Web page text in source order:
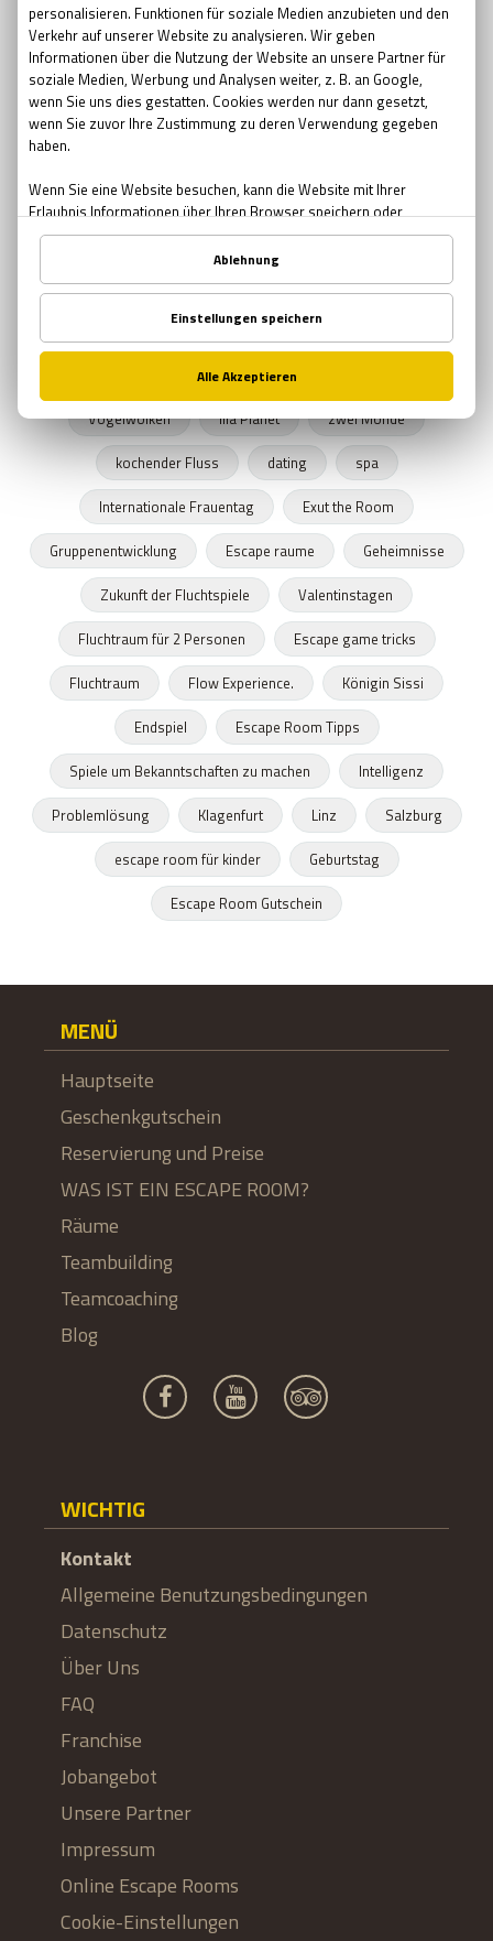
Pfingsten Bedeutung kreative Geschenke
kreative
Brauerei
Bier bar
sommernacht
Sonnenwende
Sehenswürdigkeiten in Wien
urbane Legenden Wiens
verlassene Orte
verlassene Orte Wien
Junggesellenabschied
Exit The Game
Freizeitprogramme
UNICEF
Schule in der Kiste
Zombies
Planet Erde
Vogelwolken
lila Planet
zwei Monde
kochender Fluss
dating
spa
Internationale Frauentag
Exut the Room
Gruppenentwicklung
Escape raume
Geheimnisse
Zukunft der Fluchtspiele
Valentinstagen
Fluchtraum für 2 Personen
Escape game tricks
Fluchtraum
Flow Experience.
Königin Sissi
Endspiel
Escape Room Tipps
Spiele um Bekanntschaften zu machen
Intelligenz
Problemlösung
Klagenfurt Linz
Salzburg
escape room für kinder
Geburtstag
Escape Room Gutschein
MENÜ
Hauptseite
Geschenkgutschein
Reservierung und Preise
WAS IST EIN ESCAPE ROOM?
Räume
Teambuilding
Teamcoaching
Blog
WICHTIG
Kontakt
Allgemeine Benutzungsbedingungen
Datenschutz
Über Uns
FAQ
Franchise
Jobangebot
Unsere Partner
Impressum
Online Escape Rooms
Cookie-Einstellungen